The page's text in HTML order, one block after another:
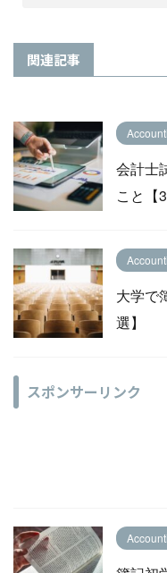
関連記事
会計士
こと【3
大学で
選】
スポンサーリンク